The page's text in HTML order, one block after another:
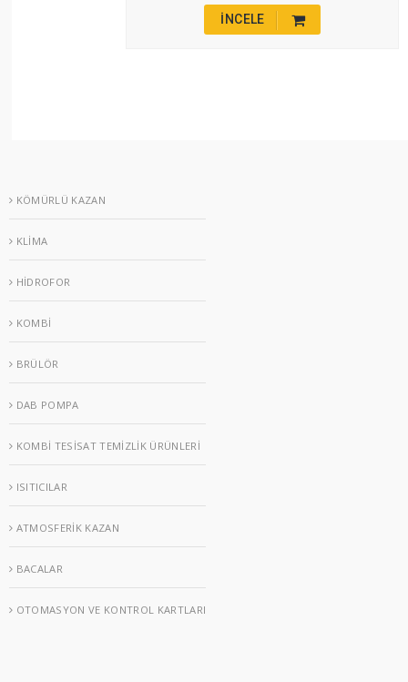
INCELE
KÖMÜRLÜ KAZAN
KLİMA
HİDROFOR
KOMBİ
BRÜLÖR
DAB POMPA
KOMBİ TESİSAT TEMİZLİK ÜRÜNLERİ
ISITICILAR
ATMOSFERİK KAZAN
BACALAR
OTOMASYON VE KONTROL KARTLARI